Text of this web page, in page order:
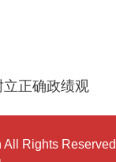
正确政绩观
Rights Reserved